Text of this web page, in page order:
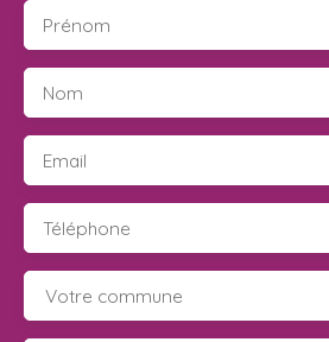
Prénom
Nom
Email
Téléphone
Votre commune